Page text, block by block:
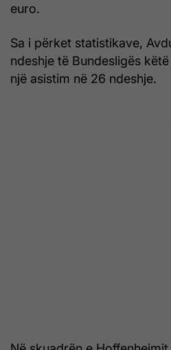
euro.
Sa i përket statistikave,
ndeshje të Bundesligës
një asistim në 26 ndeshje.